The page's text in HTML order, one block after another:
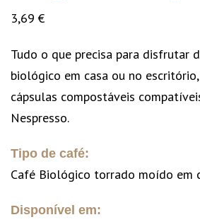
3,69€
Tudo o que precisa para disfrutar
biológico em casa ou no
cápsulas compostáveis
Nespresso.
Tipo de café:
Café Biológico torrado moído em
Disponível em: